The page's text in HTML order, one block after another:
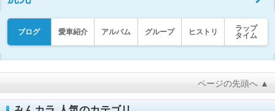
ブログ 愛車紹介 アルバム グループ ヒストリ
ラップ
タイム
ページの先頭へ ▲